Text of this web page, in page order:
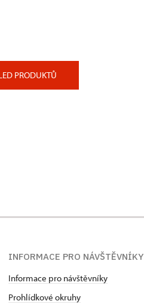
PRODUKTŮ
INFORMACE PRO NÁVŠTĚVNÍKY
Informace pro návštěvníky
Prohlídkové okruhy